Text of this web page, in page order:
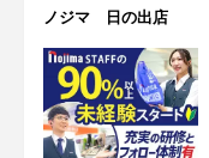
ノジマ 日の出店